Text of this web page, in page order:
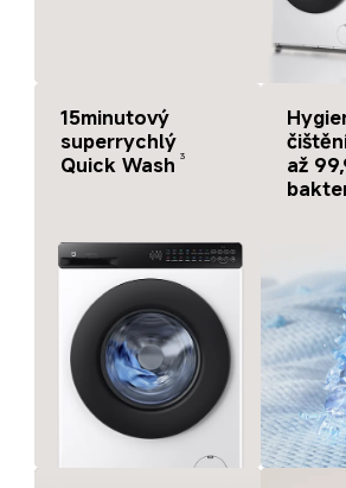
15minutový
superrychlý
Quick Wash 3
až